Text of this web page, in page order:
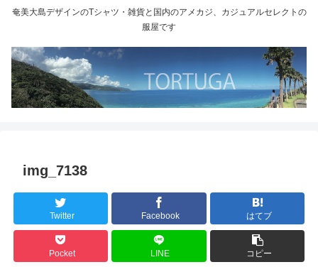
奄美大島デザインのTシャツ・雑貨と国内のアメカジ、カジュアルセレクトの
服屋です
img_7138
Twitter Facebook はてブ
Pocket LINE コピー